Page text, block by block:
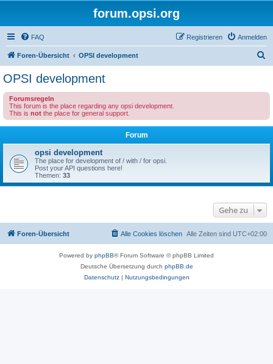
forum.opsi.org
FAQ Anmelden
Registrieren
Foren-Übersicht OPSI development
OPSI development
Forumsregeln
This forum is the place regarding any opsi development.
This is not the place for general support.
Forum
opsi development
The place for development of / with / for opsi.
Post your API questions here!
Themen: 33
Gehe zu
Foren-Übersicht Alle Zeiten sind UTC+02:00
Alle Cookies löschen
Powered by phpBB® Forum Software © phpBB Limited
Deutsche Übersetzung durch phpBB.de
Datenschutz| Nutzungsbedingungen